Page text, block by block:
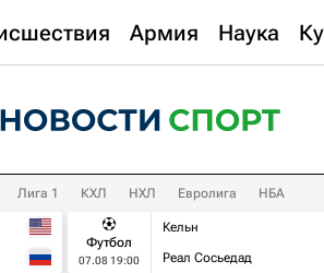
Армия Наука
Лига 1 КХЛ НХЛ Евролига НБА
Футбол
07.08 19:00
Кельн
Реал Сосьедад